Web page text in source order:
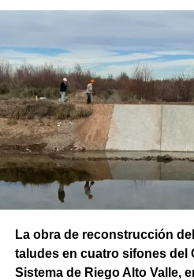
La obra de reconstrucción
taludes en cuatro sifones del
Sistema de Riego Alto Valle,